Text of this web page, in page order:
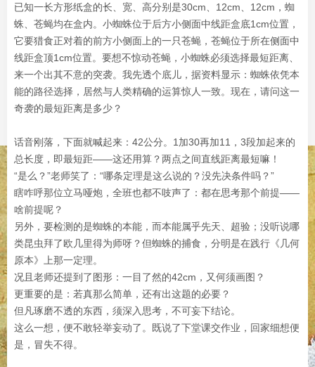
已知一长方形纸盒的长、宽、高分别是30cm、12cm、12cm，蜘
蛛、苍蝇均在盒内。小蜘蛛位于后方小侧面中线距盒底1cm位置，
它要猎食正对着的前方小侧面上的一只苍蝇，苍蝇位于所在侧面中
线距盒顶1cm位置。要想不惊动苍蝇，小蜘蛛必须选择最短距离、
来一个出其不意的突袭。我先透个底儿，据资料显示：蜘蛛依凭本
能的路径选择，居然与人类精确的运算惊人一致。现在，请问这一
奇袭的最短距离是多少？
话音刚落，下面就喊起来：42公分。1加30再加11，3段加起来的
总长度，即最短距——这还用算？两点之间直线距离最短嘛！
“是么？”老师笑了：“哪条定理是这么说的？没先决条件吗？”
瞎咋呼那位立马哑炮，全班也都不吱声了：都在思考那个前提——
啥前提呢？
另外，要检测的是蜘蛛的本能，而本能属乎先天、超验；没听说哪
类昆虫拜了欧几里得为师呀？但蜘蛛的捕食，分明是在践行《几何
原本》上那一定理。
况且老师还提到了图形：一目了然的42cm，又何须画图？
更重要的是：若真那么简单，还有出这题的必要？
但凡琢磨不透的东西，须深入思考，不可妄下结论。
这么一想，便不敢轻举妄动了。既说了下堂课交作业，回家细想便
是，冒失不得。